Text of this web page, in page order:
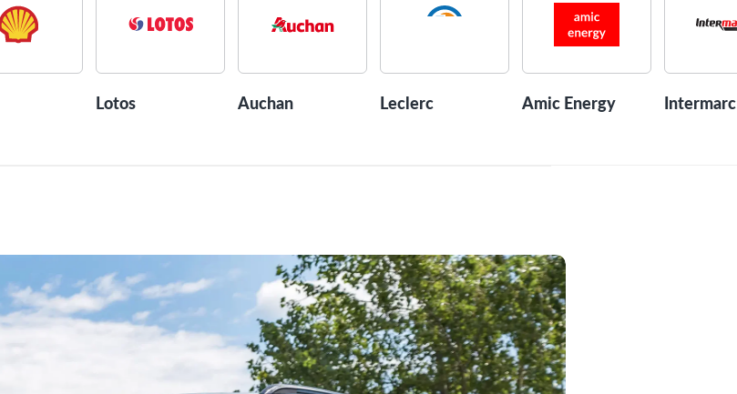
Lotos Auchan Leclerc Amic Energy